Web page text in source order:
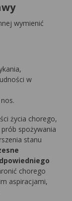
wymienić
w
życia chorego,
spożywania
stanu
chorego
aspiracjami,